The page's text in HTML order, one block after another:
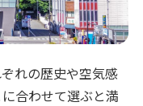
れの歴史や空気感
合わせて選ぶと満